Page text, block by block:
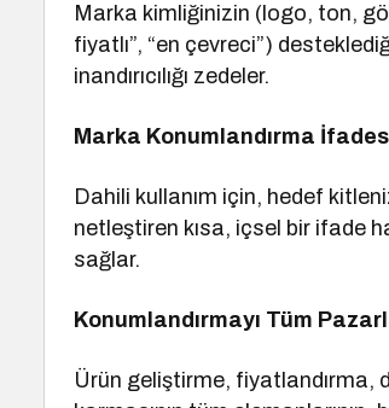
Marka kimliğinizin (logo, ton,
fiyatlı”, “en çevreci”)
inandırıcılığı zedeler.
Marka Konumlandırma
Dahili kullanım için, hedef
netleştiren kısa, içsel bir ifade
sağlar.
Konumlandırmayı Tüm
Ürün geliştirme, fiyatlandırma,